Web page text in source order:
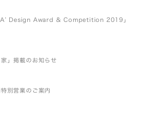
A’ Design Award & Competition 2019」
」掲載のお知らせ
別営業のご案内